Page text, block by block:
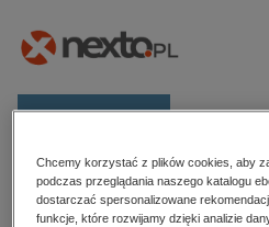
E-prasa
Kategorie
Zobacz wszystkie E-prasa
Strona główna Charles
Chcemy korzystać z plików cookies, aby
podczas przeglądania naszego katalogu
dostarczać spersonalizowane
funkcje, które rozwijamy dzięki analizie